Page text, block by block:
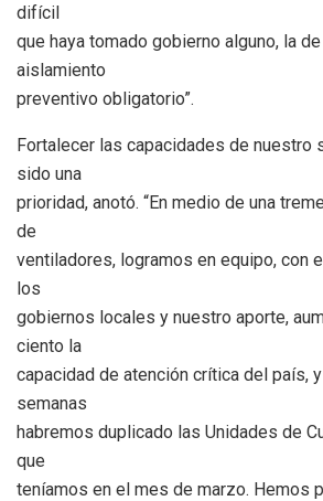
difícil
que haya tomado gobierno alguno, la
aislamiento
preventivo obligatorio”.
Fortalecer las capacidades de nuestro
sido una
prioridad, anotó. “En medio de una
de
ventiladores, logramos en equipo, con
los
gobiernos locales y nuestro aporte,
ciento la
capacidad de atención crítica del país,
semanas
habremos duplicado las Unidades de
que
teníamos en el mes de marzo. Hemos